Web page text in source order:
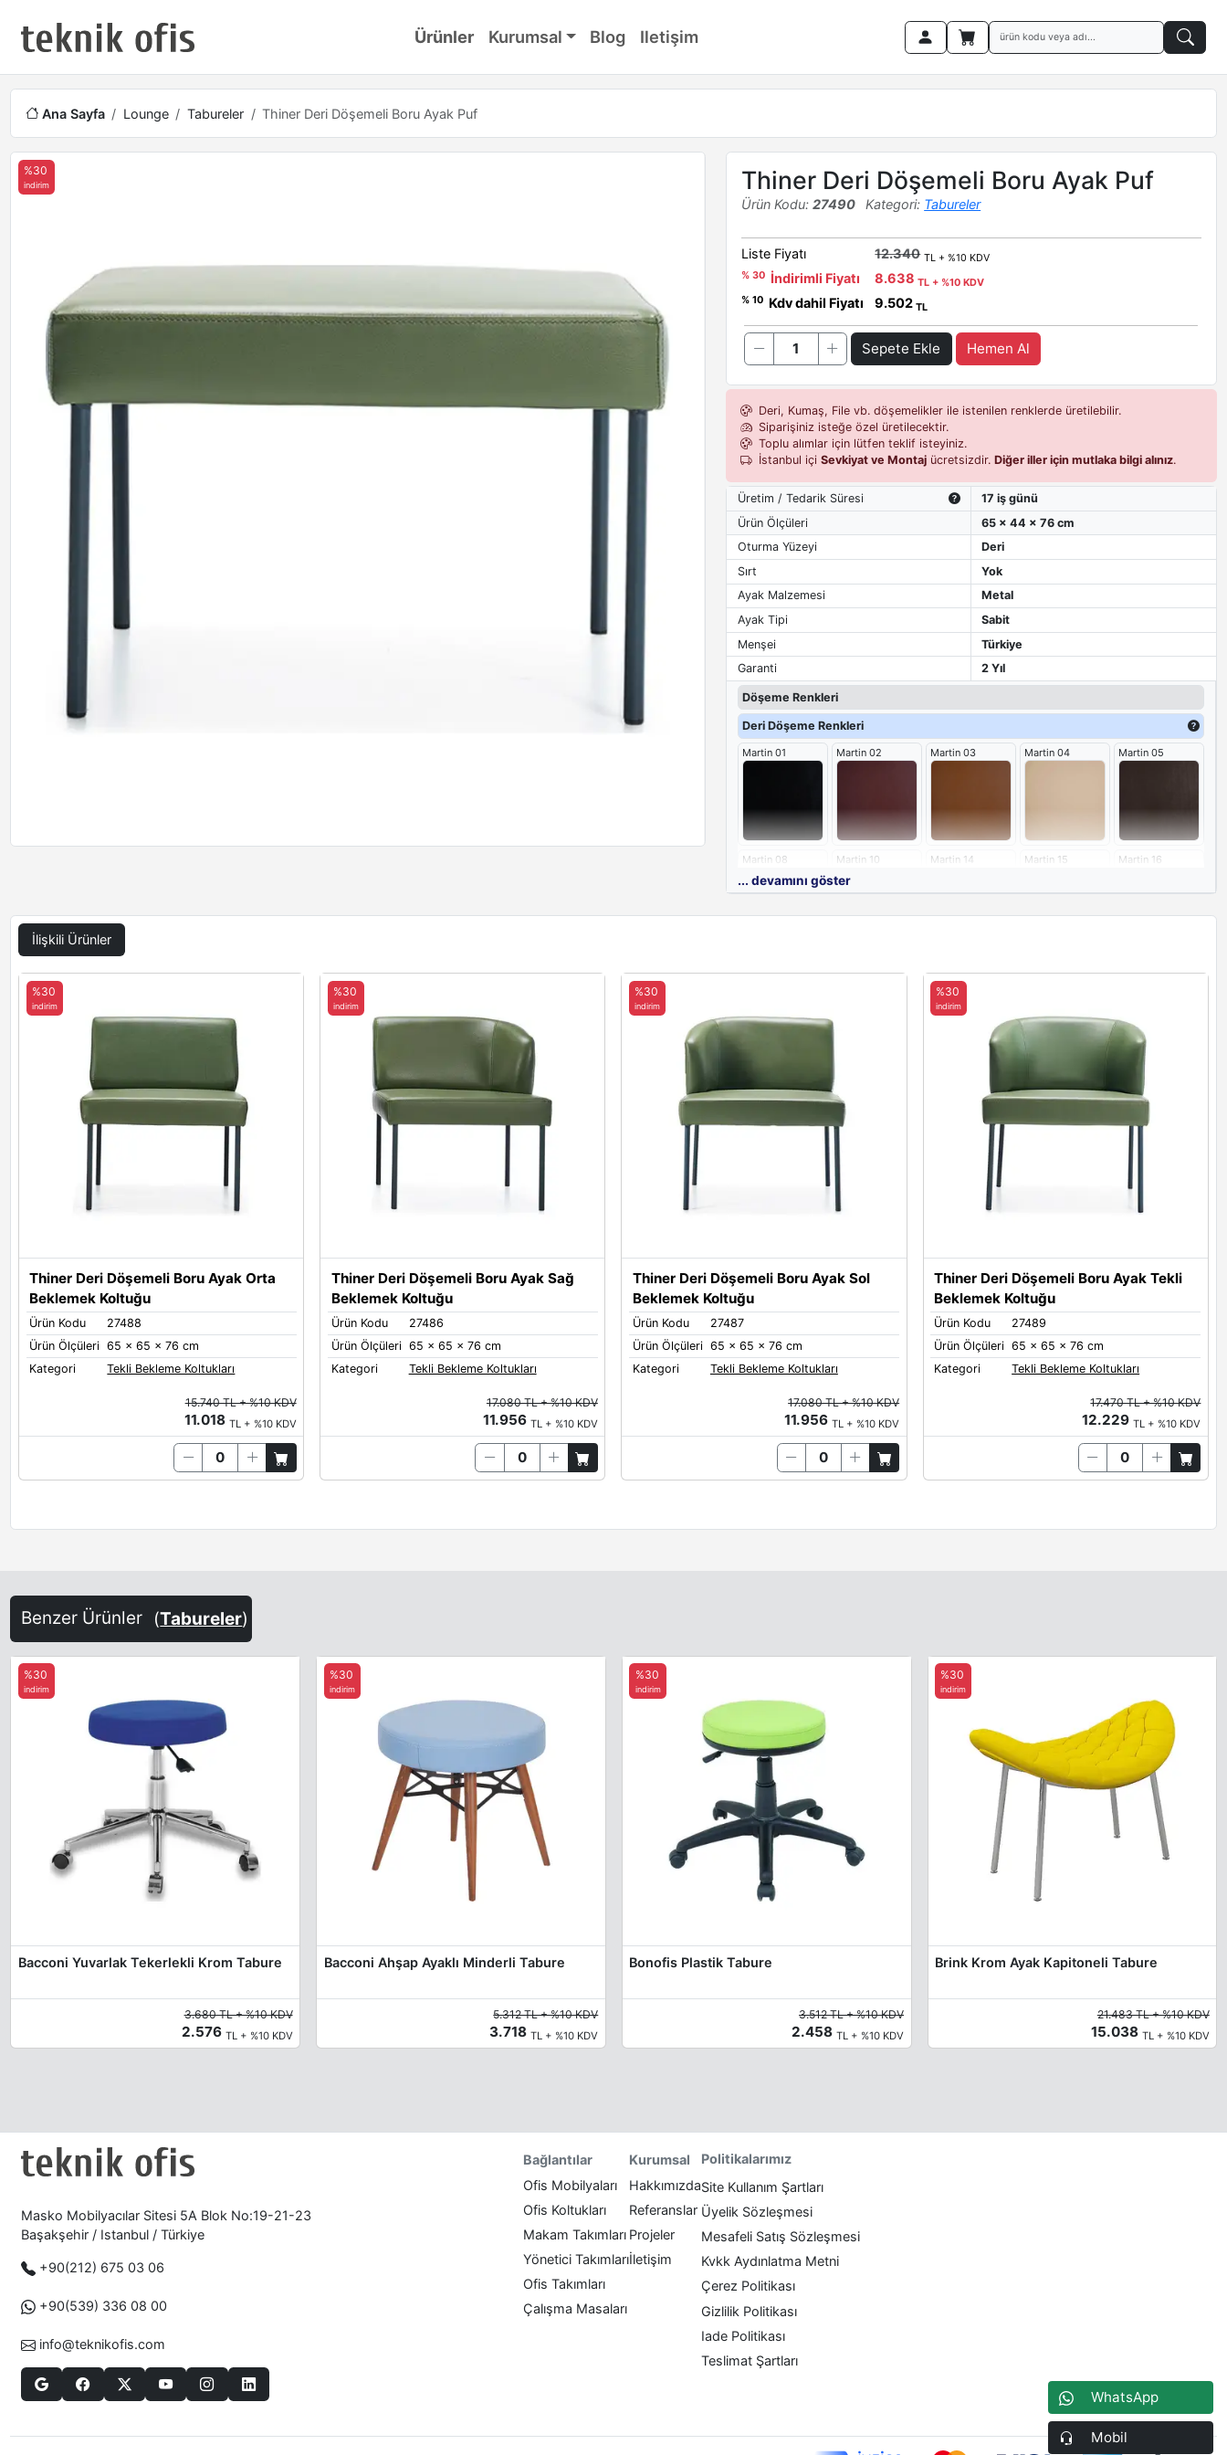
Ürünler Kurumsal Blog Iletişim
Ana Sayfa Lounge Tabureler Thiner Deri Döşemeli Boru Ayak Puf
%30
indirim Thiner Deri Döşemeli Boru Ayak Puf
Ürün Kodu: 27490 Kategori: Tabureler
Liste Fiyatı 12.340 TL + %10 KDV
% 30 İndirimli Fiyatı 8.638TL + %10 KDV
% 10 Kdv dahil Fiyatı 9.502TL
Sepete Ekle Hemen Al
Deri, Kumaş, File vb. döşemelikler ile istenilen renklerde üretilebilir.
Siparişiniz isteğe özel üretilecektir.
Toplu alımlar için lütfen teklif isteyiniz.
İstanbul içiSevkiyat ve Montaj ücretsizdir.Diğer iller için mutlaka bilgi alınız.
Üretim / Tedarik Süresi
17 iş günü
Ürün Ölçüleri
65 x 44 x 76 cm
Oturma Yüzeyi
Deri
Sırt
Yok
Ayak Malzemesi
Metal
Ayak Tipi
Sabit
Menşei
Türkiye
Garanti
2 Yıl
Döşeme Renkleri
Deri Döşeme Renkleri
Martin 01 Martin 02 Martin 03 Martin 04 Martin 05
Martin 08 Martin 10 Martin 14 Martin 15 Martin 16
... devamını göster
İlişkili Ürünler
Thiner Deri Döşemeli Boru Ayak Orta
Beklemek Koltuğu
Ürün Kodu
27488
Ürün Ölçüleri 65 x 65 x 76 cm
Kategori
Tekli Bekleme Koltukları
%30
indirim
15.740 TL + %10 KDV
11.018 TL + %10 KDV
Thiner Deri Döşemeli Boru Ayak Sağ
Beklemek Koltuğu
Ürün Kodu
27486
Ürün Ölçüleri 65 x 65 x 76 cm
Kategori
Tekli Bekleme Koltukları
%30
indirim
17.080 TL + %10 KDV
11.956 TL + %10 KDV
Thiner Deri Döşemeli Boru Ayak Sol
Beklemek Koltuğu
Ürün Kodu
27487
Ürün Ölçüleri 65 x 65 x 76 cm
Kategori
Tekli Bekleme Koltukları
%30
indirim
17.080 TL + %10 KDV
11.956TL + %10 KDV
Thiner Deri Döşemeli Boru Ayak Tekli
Beklemek Koltuğu
Ürün Kodu
27489
Ürün Ölçüleri 65 x 65 x 76 cm
Kategori
Tekli Bekleme Koltukları
%30
indirim
17.470 TL + %10 KDV
12.229TL + %10 KDV
Benzer Ürünler (Tabureler)
Bacconi Yuvarlak Tekerlekli Krom Tabure
%30
indirim
3.680 TL + %10 KDV
2.576 TL + %10 KDV
Bacconi Ahşap Ayaklı Minderli Tabure
%30
indirim
5.312 TL + %10 KDV
3.718TL + %10 KDV
Bonofis Plastik Tabure
%30
indirim
3.512 TL + %10 KDV
2.458TL + %10 KDV
Brink Krom Ayak Kapitoneli Tabure
%30
indirim
21.483 TL + %10 KDV
15.038 TL + %10 KDV
WhatsApp
Mobil
Masko Mobilyacılar Sitesi 5A Blok No:19-21-23
Başakşehir / Istanbul / Türkiye
+90(212) 675 03 06
+90(539) 336 08 00
info@teknikofis.com
Bağlantılar
Ofis Mobilyaları
Ofis Koltukları
Makam Takımları
Yönetici Takımları
Ofis Takımları
Çalışma Masaları
Kurumsal
Hakkımızda
Referanslar
Projeler
İletişim
Politikalarımız
Site Kullanım Şartları
Üyelik Sözleşmesi
Mesafeli Satış Sözleşmesi
Kvkk Aydınlatma Metni
Çerez Politikası
Gizlilik Politikası
Iade Politikası
Teslimat Şartları